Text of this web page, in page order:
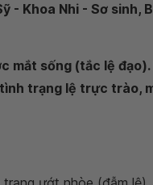
- Khoa Nhi - Sơ sinh,
mắt sống (tắc lệ
trạng lệ trực trào,